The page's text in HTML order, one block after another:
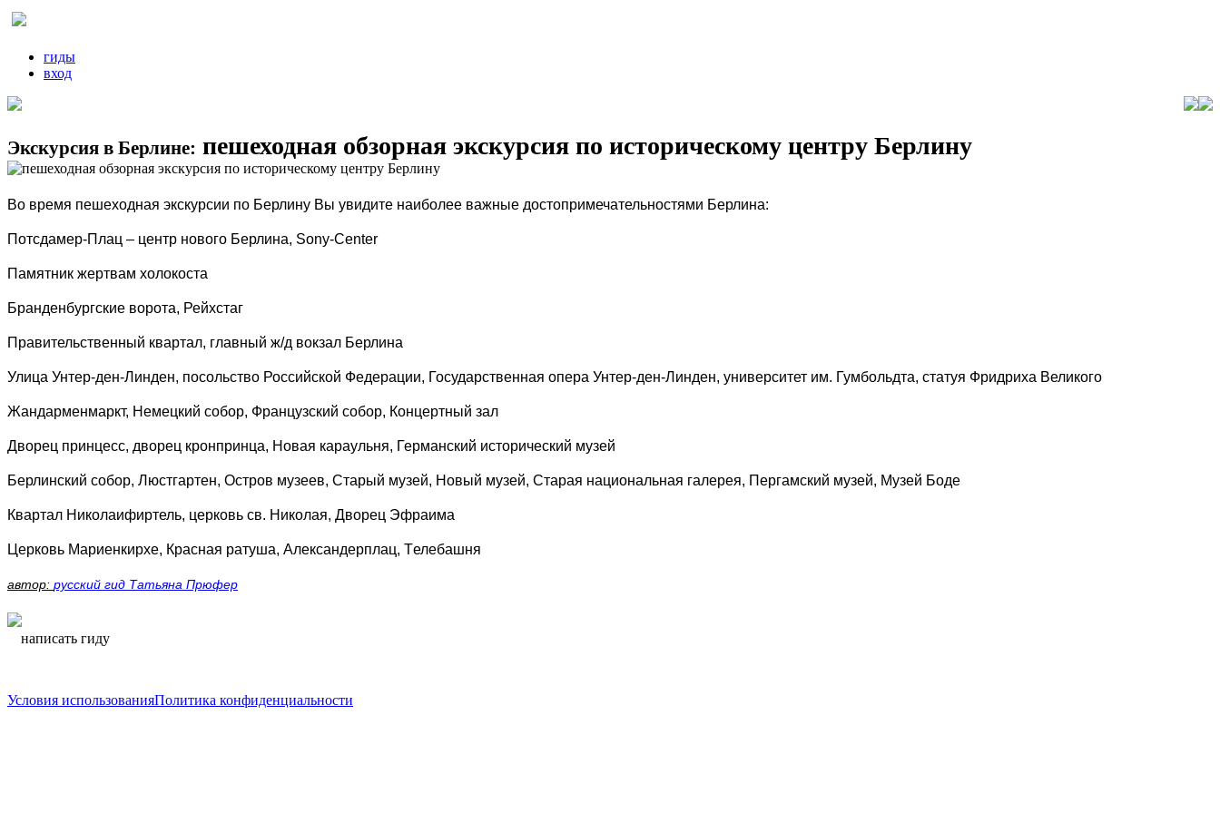
гиды
вход
Экскурсия в Берлине: пешеходная обзорная экскурсия по историческому центру Берлину
Во время пешеходная экскурсии по Берлину Вы увидите наиболее важные достопримечательностями Берлина:
Потсдамер-Плац – центр нового Берлина, Sony-Center
Памятник жертвам холокоста
Бранденбургские ворота, Рейхстаг
Правительственный квартал, главный ж/д вокзал Берлина
Улица Унтер-ден-Линден, посольство Российской Федерации, Государственная опера Унтер-ден-Линден, университет им. Гумбольдта, статуя Фридриха Великого
Жандарменмаркт, Немецкий собор, Французский собор, Концертный зал
Дворец принцесс, дворец кронпринца, Новая караульня, Германский исторический музей
Берлинский собор, Люстгартен, Остров музеев, Старый музей, Новый музей, Старая национальная галерея, Пергамский музей, Музей Боде
Квартал Николаифиртель, церковь св. Николая, Дворец Эфраима
Церковь Мариенкирхе, Красная ратуша, Александерплац, Tелебашня
автор: русский гид Татьяна Прюфер
написать гиду
Условия использованияПолитика конфиденциальности